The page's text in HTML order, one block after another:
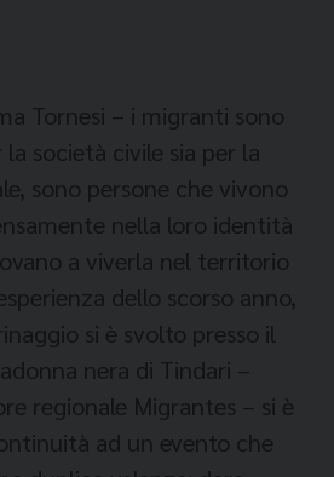
Tornesi – i migranti sono
la società civile sia per la
sono persone che vivono
nella loro identità
a viverla nel territorio
dello scorso anno,
si è svolto presso il
nera di Tindari –
regionale Migrantes – si è
ad un evento che